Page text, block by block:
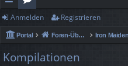
ch
ne
llz
or
en
Anmelden Registrieren
Portal Foren-Übersicht Iron Maiden
Kompilationen